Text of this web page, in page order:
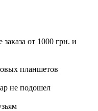
от 1000 грн. и
планшетов
не подошел